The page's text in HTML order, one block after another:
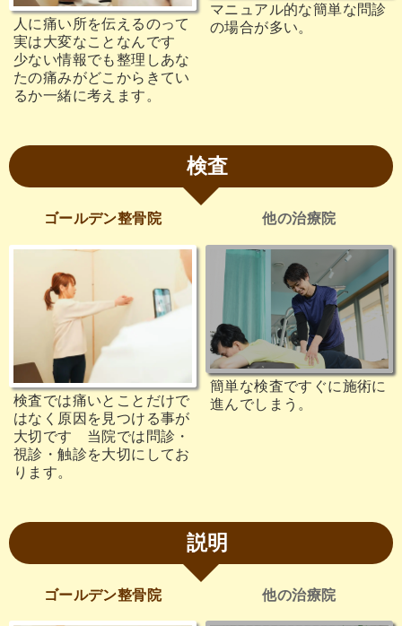
人に痛い所を伝えるのって
実は大変なことなんです
少ない情報でも整理しあな
たの痛みがどこからきてい
るか一緒に考えます。
マニュアル的な簡単な問診
の場合が多い。
検査
ゴールデン整骨院
検査では痛いとことだけで
はなく原因を見つける事が
大切です 当院では問診・
視診・触診を大切にしてお
ります。
他の治療院
簡単な検査ですぐに施術に
進んでしまう。
説明
ゴールデン整骨院 他の治療院